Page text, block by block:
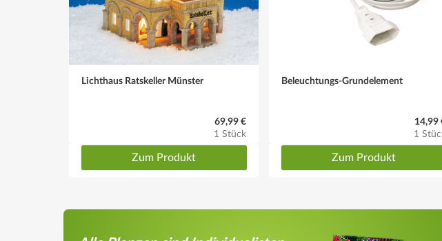
Lichthaus Ratskeller Münster
69,99 €
1 Stück
Zum Produkt
Beleuchtungs-Grundelement
14,99
1
Zum Produkt